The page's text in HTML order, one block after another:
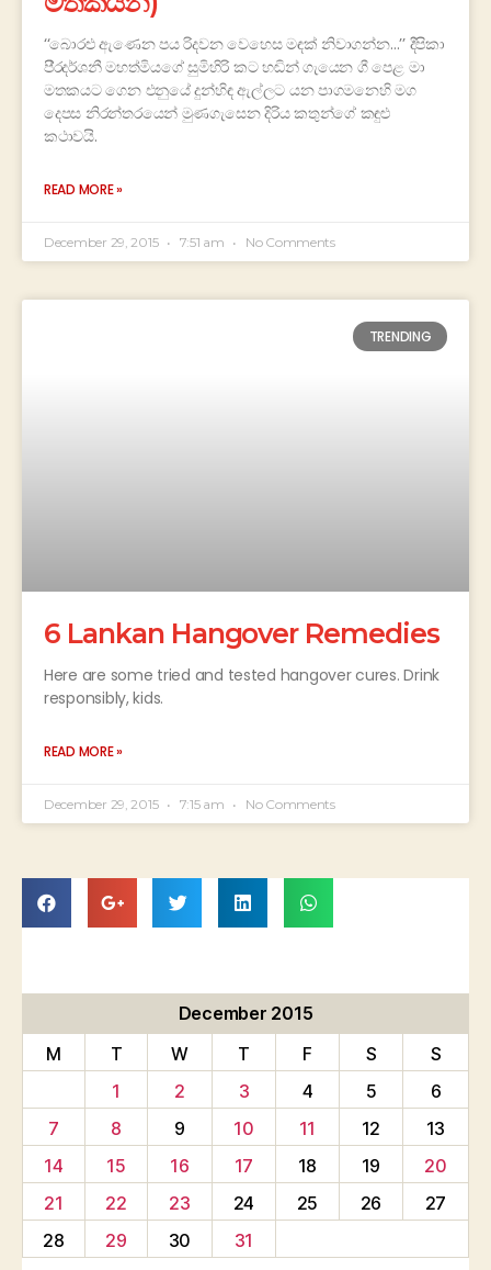
‘‘බොරළු ඇණෙන පය රිදවන වෙහෙස මඳක් නිවාගන්න…’’ දීපිකා
පි‍්‍රදර්ශනී මහත්මියගේ සුමිහිරි කට හඬින් ගැයෙන ගී පෙළ මා
මතකයට ගෙන එනුයේ දුන්හිඳ ඇල්ලට යන පාගමනෙහි මග
දෙපස නිරන්තරයෙන් මුණගැසෙන දිරිය කතුන්ගේ කඳුළු
කථාවයි.
READ MORE »
December 29, 2015 7:51 am No Comments
TRENDING
6 Lankan Hangover Remedies
Here are some tried and tested hangover cures. Drink
responsibly, kids.
READ MORE »
December 29, 2015 7:15 am No Comments
December 2015
M
T W T F S
S
1
2 3 4 5
6
7
8 9 10 11 12
13
14
15 16 17 18 19
20
21
22 23 24 25 26
27
28
29 30 31